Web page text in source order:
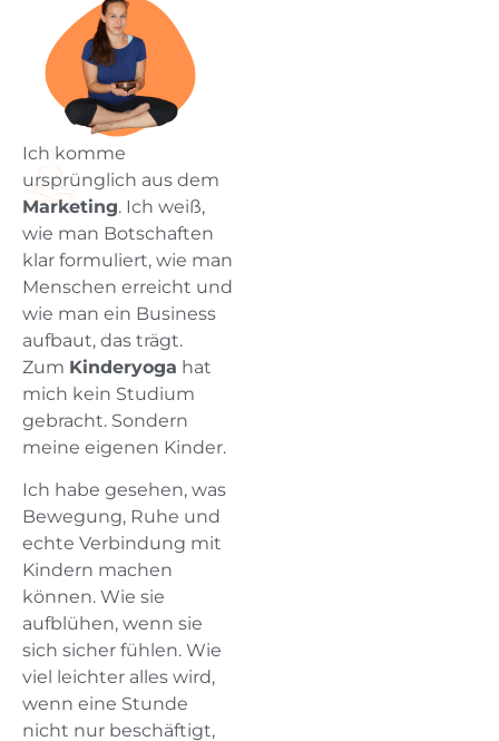
Ich komme
ursprünglich aus dem
Marketing. Ich weiß,
wie man Botschaften
klar formuliert, wie man
Menschen erreicht und
wie man ein Business
aufbaut, das trägt.
Zum Kinderyoga hat
mich kein Studium
gebracht. Sondern
meine eigenen Kinder.
Ich habe gesehen, was
Bewegung, Ruhe und
echte Verbindung mit
Kindern machen
können. Wie sie
aufblühen, wenn sie
sich sicher fühlen. Wie
viel leichter alles wird,
wenn eine Stunde
nicht nur beschäftigt,